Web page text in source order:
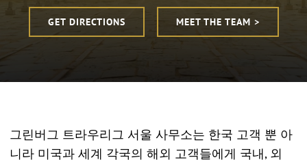
GET DIRECTIONS MEET THE TEAM >
그린버그 트라우리그 서울 사무소는 한국 고객 뿐 아
니라 미국과 세계 각국의 해외 고객들에게 국내, 외